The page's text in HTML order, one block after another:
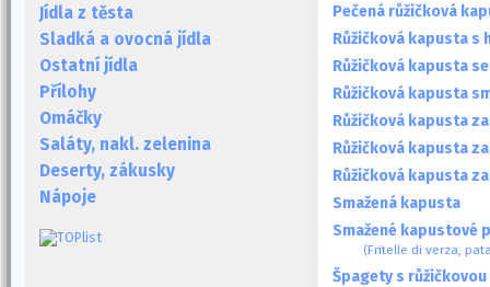
Jídla z těsta
Sladká a ovocná jídla
Ostatní jídla
Přílohy
Omáčky
Saláty, nakl. zelenina
Deserty, zákusky
Nápoje
Pečená růžičková
Růžičková kapusta s
Růžičková kapusta
Růžičková kapusta
Růžičková kapusta
Růžičková kapusta
Růžičková kapusta
Smažená kapusta
Smažené kapustové
(Fritelle di verza,
Špagety s